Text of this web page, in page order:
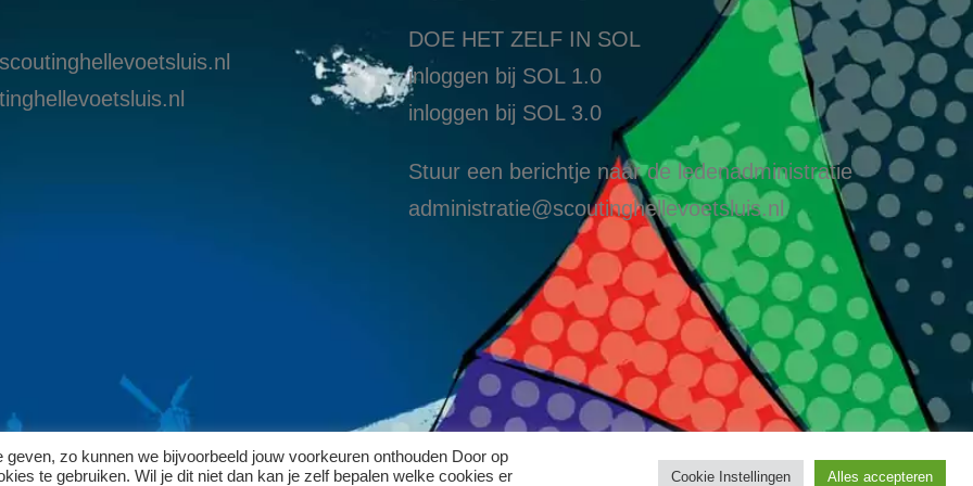
DOE HET ZELF IN SOL
inloggen bij SOL 1.0
inloggen bij SOL 3.0
Stuur een berichtje naar de ledenadministratie
administratie@scoutinghellevoetsluis.nl
zo kunnen we bijvoorbeeld jouw voorkeuren onthouden Door op
te gebruiken. Wil je dit niet dan kan je zelf bepalen welke cookies er
Cookie Instellingen Alles accepteren